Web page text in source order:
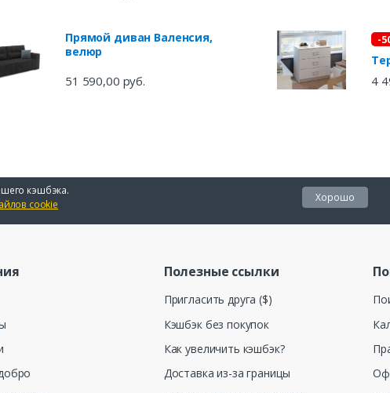
Прямой диван Валенсия,
велюр
51 590,00 руб.
-
4
кэшбэка.
cookie
Хорошо
Полезные ссылки
Пригласить друга ($)
Кэшбэк без покупок
Как увеличить кэшбэк?
Доставка из-за границы